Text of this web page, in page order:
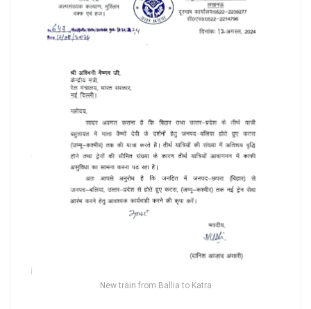
New train from Ballia to Katra